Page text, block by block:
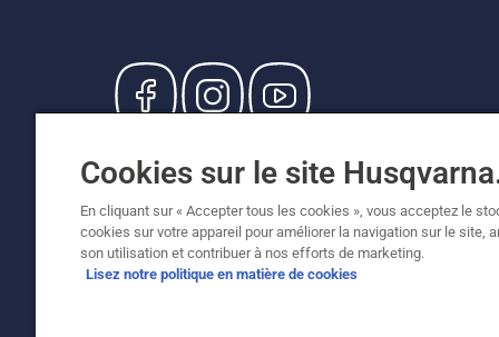
de vente recommandés (TVA incluse), sauf
Politique relative aux cookies Conditions d'utilisation
Cookies sur le site
En cliquant sur « Accepter tous les cookies », vous acceptez le
cookies sur votre appareil pour améliorer la navigation sur le site,
son utilisation et contribuer à nos efforts de marketing.
Lisez notre politique en matière de cookies